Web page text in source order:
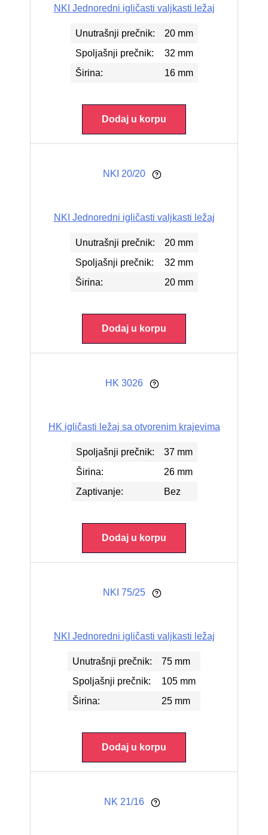
NKI Jednoredni igličasti valjkasti ležaj
Unutrašnji prečnik:
20 mm
Spoljašnji prečnik:
32 mm
Širina:
16 mm
Dodaj u korpu
NKI 20/20
NKI Jednoredni igličasti valjkasti ležaj
Unutrašnji prečnik:
20 mm
Spoljašnji prečnik:
32 mm
Širina:
20 mm
Dodaj u korpu
HK 3026
HK igličasti ležaj sa otvorenim krajevima
Spoljašnji prečnik:
37 mm
Širina:
26 mm
Zaptivanje:
Bez
Dodaj u korpu
NKI 75/25
NKI Jednoredni igličasti valjkasti ležaj
Unutrašnji prečnik:
75 mm
Spoljašnji prečnik:
105 mm
Širina:
25 mm
Dodaj u korpu
NK 21/16